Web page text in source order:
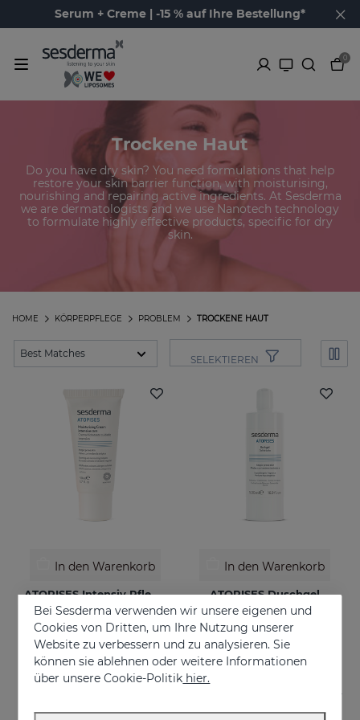
Serum + Creme | -15 % auf Ihre Bestellung*
0
Trockene Haut
Do you have dry skin? You need formulations that help
restore your skin barrier function, with moisturising,
nourishing and repairing active ingredients. At Sesderma
we are dermatologists and we use Nanotech technology
to formulate highly effective products, specific for dry
skin.
TROCKENE HAUT
PROBLEM
KÖRPERPFLEGE
HOME
SELEKTIEREN
In den Warenkorb
ATOPISES Intensiv Pflegende Feuchtigkeitscreme
Für zu Atopie neigende Haut
€ 26,95
In den Warenkorb
ATOPISES Duschgel
Für zu Atopie neigende Haut
€ 12,95
Bei Sesderma verwenden wir unsere eigenen und
Cookies von Dritten, um Ihre Nutzung unserer
Website zu verbessern und zu analysieren. Sie
können sie ablehnen oder weitere Informationen
über unsere Cookie-Politik hier.